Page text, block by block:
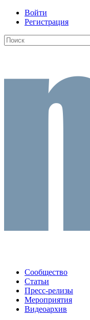
Войти
Регистрация
Сообщество
Статьи
Пресс-релизы
Мероприятия
Видеоархив